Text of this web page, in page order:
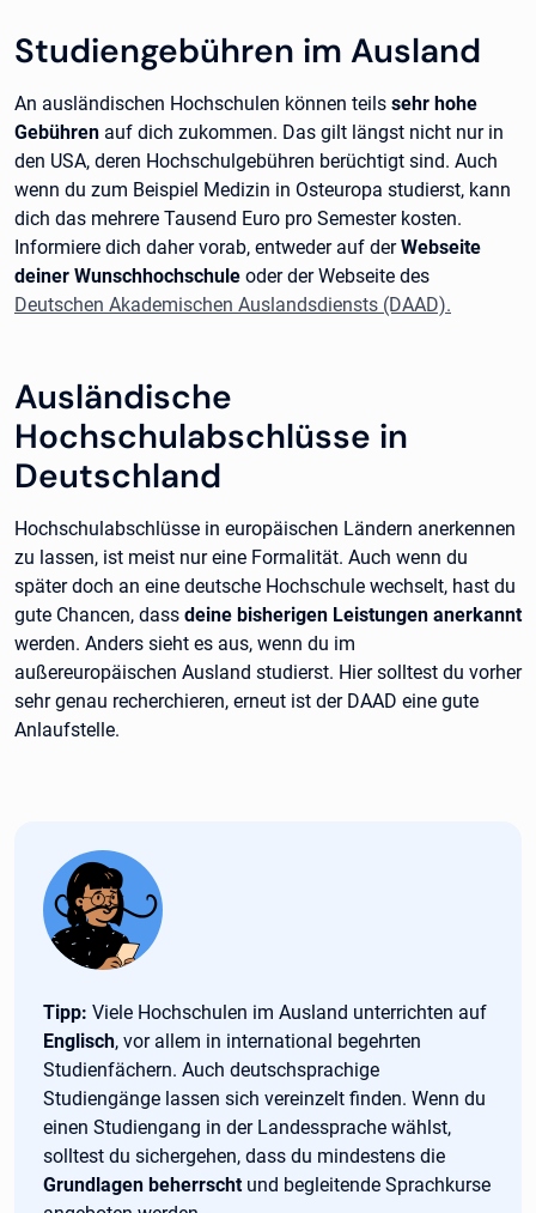
Studiengebühren im Ausland
An ausländischen Hochschulen können teils sehr hohe
Gebühren auf dich zukommen. Das gilt längst nicht nur in
den USA, deren Hochschulgebühren berüchtigt sind. Auch
wenn du zum Beispiel Medizin in Osteuropa studierst, kann
dich das mehrere Tausend Euro pro Semester kosten.
Informiere dich daher vorab, entweder auf derWebseite
deiner Wunschhochschule oder der Webseite des
Deutschen Akademischen Auslandsdiensts (DAAD).
Ausländische
Hochschulabschlüsse in
Deutschland
Hochschulabschlüsse in europäischen Ländern anerkennen
zu lassen, ist meist nur eine Formalität. Auch wenn du
später doch an eine deutsche Hochschule wechselt, hast du
gute Chancen, dass deine bisherigen Leistungen anerkannt
werden. Anders sieht es aus, wenn du im
außereuropäischen Ausland studierst. Hier solltest du vorher
sehr genau recherchieren, erneut ist der DAAD eine gute
Anlaufstelle.
Tipp:
Tipp: Viele Hochschulen im Ausland unterrichten auf
Englisch, vor allem in international begehrten
Studienfächern. Auch deutschsprachige
Studiengänge lassen sich vereinzelt finden. Wenn du
einen Studiengang in der Landessprache wählst,
solltest du sichergehen, dass du mindestens die
Grundlagen beherrschtund begleitende Sprachkurse